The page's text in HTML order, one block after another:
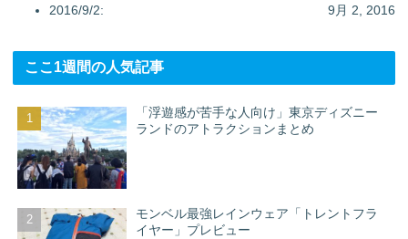
9月 2, 2016
2016/9/2:
ここ1週間の人気記事
「浮遊感が苦手な人向け」東京ディズニー
ランドのアトラクションまとめ
モンベル最強レインウェア「トレントフラ
イヤー」プレビュー